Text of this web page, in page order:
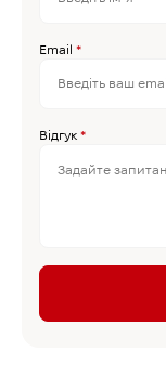
Email *
Відгук *